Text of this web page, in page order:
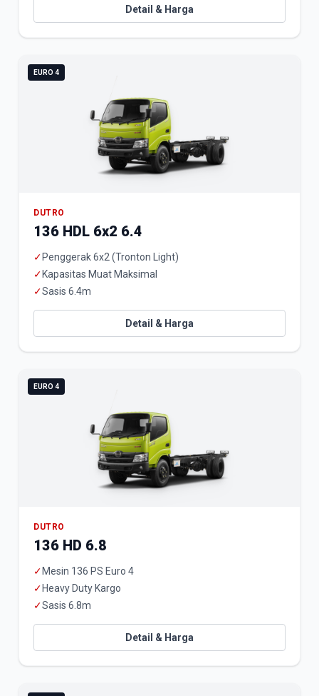
Detail & Harga
EURO 4
DUTRO
136 HDL 6x2 6.4
✓ Penggerak 6x2 (Tronton Light)
✓ Kapasitas Muat Maksimal
✓Sasis 6.4m
Detail & Harga
EURO 4
DUTRO
136 HD 6.8
✓ Mesin 136 PS Euro 4
✓ Heavy Duty Kargo
✓Sasis 6.8m
Detail & Harga